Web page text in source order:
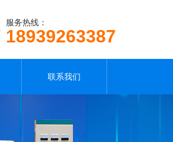
服务热线：
18939263387
联系我们